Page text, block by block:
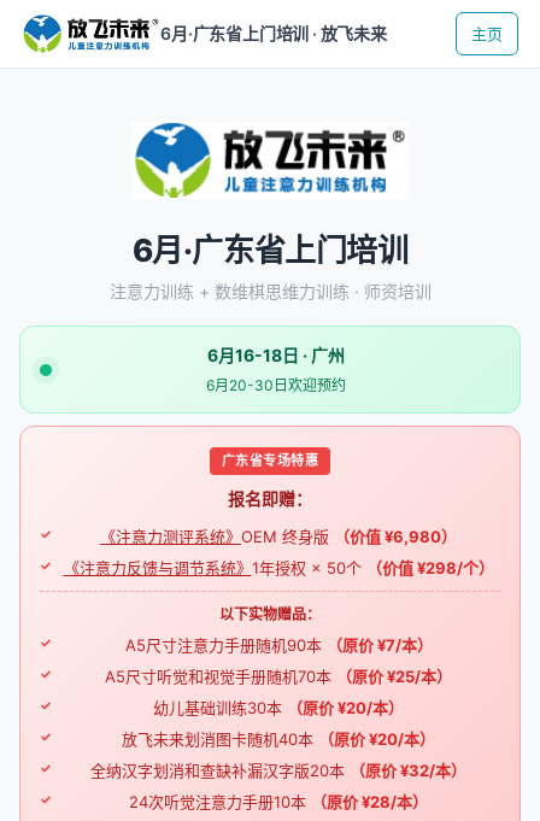
6月·广东省上门培训 · 放飞未来 主页
6月·广东省上门培训
注意力训练 + 数维棋思维力训练 · 师资培训
6月16-18日 · 广州
6月20-30日欢迎预约
广东省专场特惠
报名即赠：
《注意力测评系统》 OEM 终身版
（价值 ¥6,980）
《注意力反馈与调节系统》 1年授权 × 50个 （价值 ¥298/个）
以下实物赠品：
A5尺寸注意力手册随机90本
（原价 ¥7/本）
A5尺寸听觉和视觉手册随机70本
（原价 ¥25/本）
幼儿基础训练30本
（原价 ¥20/本）
放飞未来划消图卡随机40本
（原价 ¥20/本）
全纳汉字划消和查缺补漏汉字版20本
（原价 ¥32/本）
24次听觉注意力手册10本
（原价 ¥28/本）